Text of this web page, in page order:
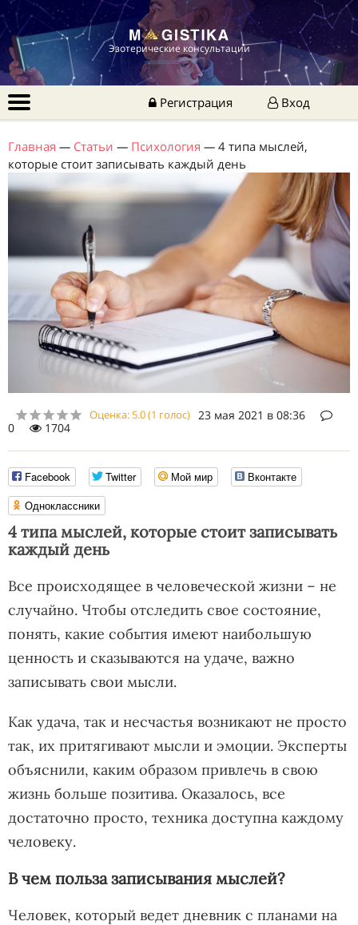
Эзотерические консультации
Регистрация Вход
Главная — Статьи — Психология — 4 типа мыслей,
которые стоит записывать каждый день
Оценка: 5.0(1 голос)
23 мая 2021 в 08:36
0
1704
Facebook Twitter Мой мир
Вконтакте
Одноклассники
4 типа мыслей, которые стоит записывать
каждый день
Все происходящее в человеческой жизни – не
случайно. Чтобы отследить свое состояние,
понять, какие события имеют наибольшую
ценность и сказываются на удаче, важно
записывать свои мысли.
Как удача, так и несчастья возникают не просто
так, их притягивают мысли и эмоции. Эксперты
объяснили, каким образом привлечь в свою
жизнь больше позитива. Оказалось, все
достаточно просто, техника доступна каждому
человеку.
В чем польза записывания мыслей?
Человек, который ведет дневник с планами на